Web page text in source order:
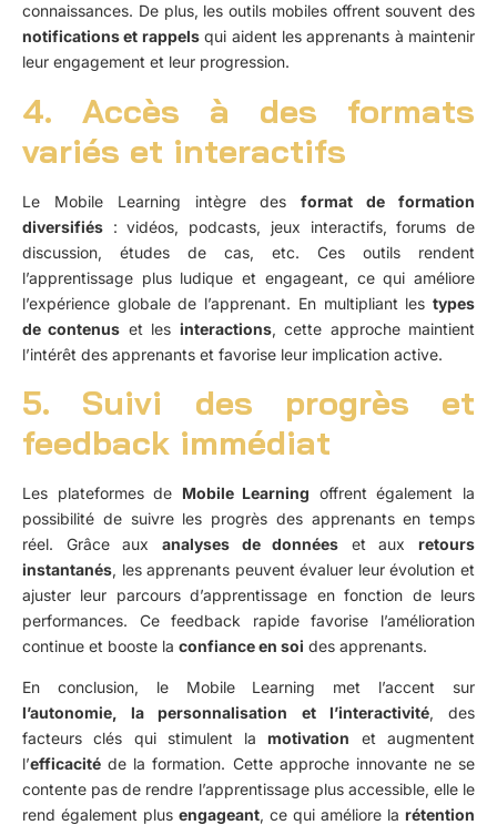
connaissances. De plus, les outils mobiles offrent souvent des
notifications et rappelsqui aident les apprenants à maintenir
leur engagement et leur progression.
4. Accès à des formats
variés et interactifs
Le Mobile Learning intègre desformat de formation
diversifiés : vidéos, podcasts, jeux interactifs, forums de
discussion, études de cas, etc. Ces outils rendent
l’apprentissage plus ludique et engageant, ce qui améliore
l’expérience globale de l’apprenant. En multipliant les types
de contenus et les interactions, cette approche maintient
l’intérêt des apprenants et favorise leur implication active.
5. Suivi des progrès et
feedback immédiat
Les plateformes de Mobile Learning offrent également la
possibilité de suivre les progrès des apprenants en temps
réel. Grâce aux analyses de données et aux retours
instantanés, les apprenants peuvent évaluer leur évolution et
ajuster leur parcours d’apprentissage en fonction de leurs
performances. Ce feedback rapide favorise l’amélioration
continue et booste la confiance en soi des apprenants.
En conclusion, le Mobile Learning met l’accent sur
l’autonomie, la personnalisation et l’interactivité, des
facteurs clés qui stimulent lamotivation et augmentent
l’efficacité de la formation. Cette approche innovante ne se
contente pas de rendre l’apprentissage plus accessible, elle le
rend également plus engageant, ce qui améliore la rétention